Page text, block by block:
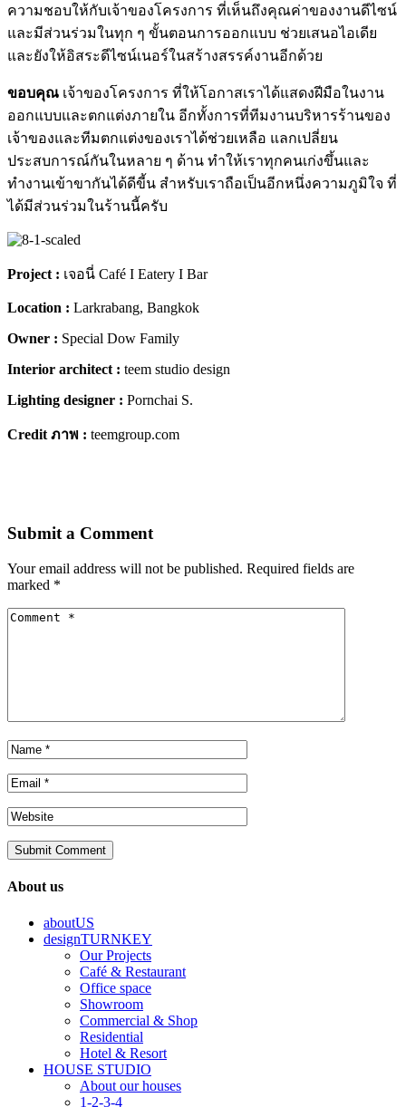
ความชอบให้กับเจ้าของโครงการ ที่เห็นถึงคุณค่าของงานดีไซน์
และมีส่วนร่วมในทุก ๆ ขั้นตอนการออกแบบ ช่วยเสนอไอเดีย
และยังให้อิสระดีไซน์เนอร์ในสร้างสรรค์งานอีกด้วย
ขอบคุณ เจ้าของโครงการ ที่ให้โอกาสเราได้แสดงฝีมือในงาน
ออกแบบและตกแต่งภายใน อีกทั้งการที่ทีมงานบริหารร้านของ
เจ้าของและทีมตกแต่งของเราได้ช่วยเหลือ แลกเปลี่ยน
ประสบการณ์กันในหลาย ๆ ด้าน ทำให้เราทุกคนเก่งขึ้นและ
ทำงานเข้าขากันได้ดีขี้น สำหรับเราถือเป็นอีกหนึ่งความภูมิใจ ที่
ได้มีส่วนร่วมในร้านนี้ครับ
Project : เจอนี่ Café I Eatery I Bar
Location : Larkrabang, Bangkok
Owner : Special Dow Family
Interior architect : teem studio design
Lighting designer : Pornchai S.
Credit ภาพ : teemgroup.com
Submit a Comment
Your email address will not be published. Required fields are
marked *
About us
aboutUS
designTURNKEY
Our Projects
Café & Restaurant
Office space
Showroom
Commercial & Shop
Residential
Hotel & Resort
HOUSE STUDIO
About our houses
1-2-3-4